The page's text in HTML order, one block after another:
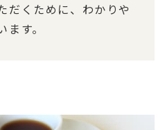
だくために、わかりや
す。